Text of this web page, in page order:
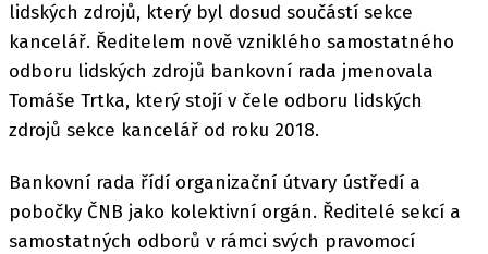
lidských zdrojů, který byl dosud součástí sekce
kancelář. Ředitelem nově vzniklého samostatného
odboru lidských zdrojů bankovní rada jmenovala
Tomáše Trtka, který stojí v čele odboru lidských
zdrojů sekce kancelář od roku 2018.
Bankovní rada řídí organizační útvary ústředí a
pobočky ČNB jako kolektivní orgán. Ředitelé sekcí a
samostatných odborů v rámci svých pravomocí